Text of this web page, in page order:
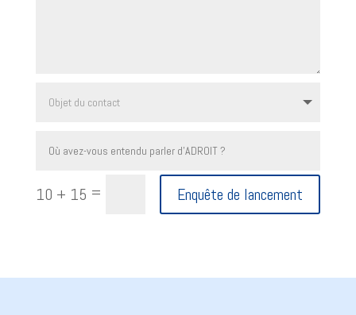
10 + 15 = Enquête de lancement